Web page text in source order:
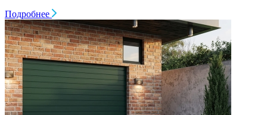
Подробнее